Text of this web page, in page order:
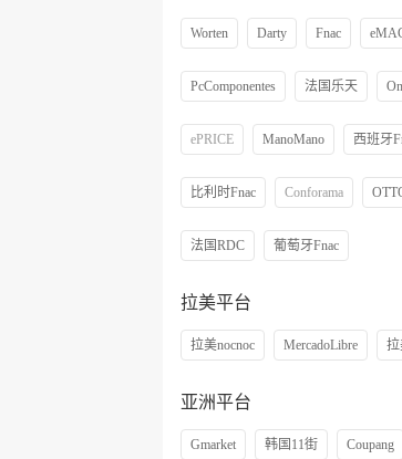
Worten Darty Fnac
PcComponentes 法国乐天
ePRICE ManoMano 西班牙
比利时Fnac Conforama
法国RDC 葡萄牙Fnac
拉美平台
拉美nocnoc MercadoLibre 拉
亚洲平台
Gmarket 韩国11街 Coupang